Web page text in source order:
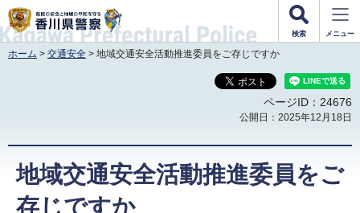
香川県警察
検索 メニュー
ホーム > 交通安全 > 地域交通安全活動推進委員をご存じですか
ページID：24676
公開日：2025年12月18日
地域交通安全活動推進委員をご
存じですか